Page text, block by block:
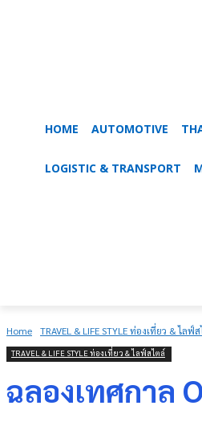
HOME AUTOMOTIVE
LOGISTIC & TRANSPORT
Home TRAVEL & LIFE STYLE ท่องเที่ยว & ไลฟ์
TRAVEL & LIFE STYLE ท่องเที่ยว & ไลฟ์สไตล์
ฉลองเทศกาล